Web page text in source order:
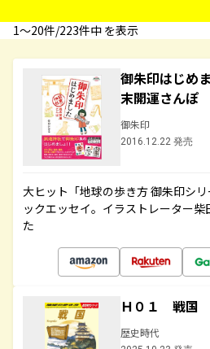
1〜20件/223件中 を表示
御朱印はじ
末開運さんぽ
御朱印
2016.12.22 発売
大ヒット「地球の歩き方 御朱印シ
ックエッセイ。イラストレーター
た
Ｈ０１ 戦国
歴史時代